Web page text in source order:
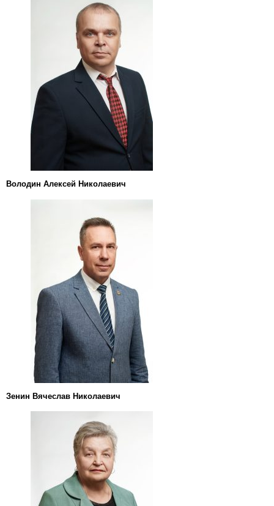
Володин Алексей Николаевич
Зенин Вячеслав Николаевич